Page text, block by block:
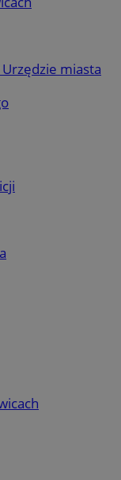
Urzędzie miasta